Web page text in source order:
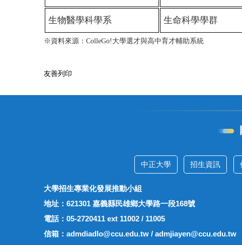
生物醫學科學系 生命科學學群
※資料來源：ColleGo!大學選才與高中育才輔助系統
友善列印
中正大學 招生資訊
大學招生專業化發展推動小組
地址：621301 嘉義縣民雄鄉大學路一段168號
電話：05-2720411 ext 11002 / 11005
信箱：admdiadlo@ccu.edu.tw / admjiayen@ccu.edu.tw